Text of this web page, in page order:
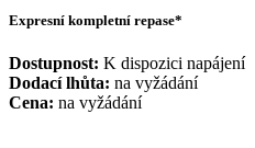
Expresní kompletní repase*
Dostupnost: K dispozici napájení
Dodací lhůta: na vyžádání
Cena: na vyžádání